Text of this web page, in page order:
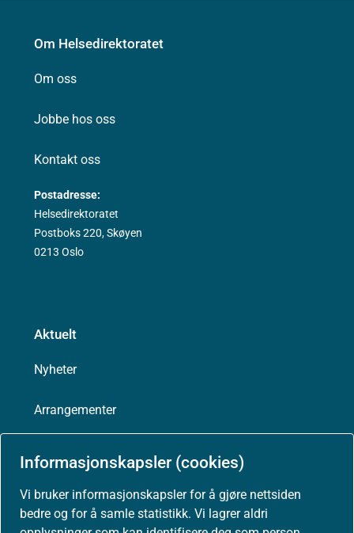
Informasjonskapsler (cookies)
Vi bruker informasjonskapsler for å gjøre nettsiden
bedre og for å samle statistikk. Vi lagrer aldri
Om Helsedirektoratet
Om oss
Jobbe hos oss
Kontakt oss
Postadresse:
Helsedirektoratet
Postboks 220, Skøyen
0213 Oslo
Aktuelt
Nyheter
Arrangementer
Presse